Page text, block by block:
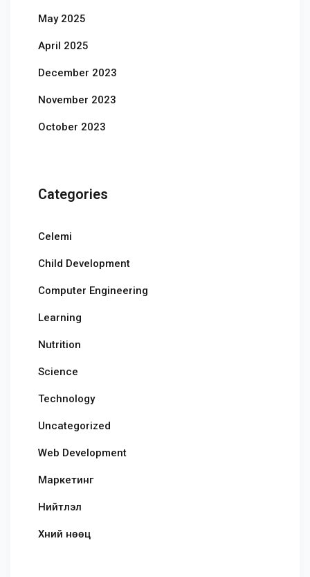
May 2025
April 2025
December 2023
November 2023
October 2023
Categories
Celemi
Child Development
Computer Engineering
Learning
Nutrition
Science
Technology
Uncategorized
Web Development
Маркетинг
Нийтлэл
Хүний нөөц